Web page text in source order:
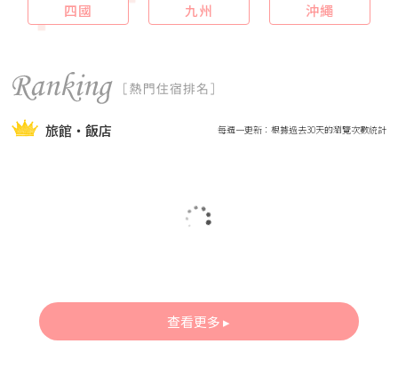
四國 九州 沖繩
旅館・飯店 每週一更新：根據過去30天的瀏覽次數統計
查看更多